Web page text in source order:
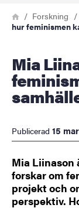
Länkstig
HemForskning
hur feminismen
Mia Liinason forskar om hur
Publicerad 15
Mia Liinason
forskar om
projekt och
perspektiv.